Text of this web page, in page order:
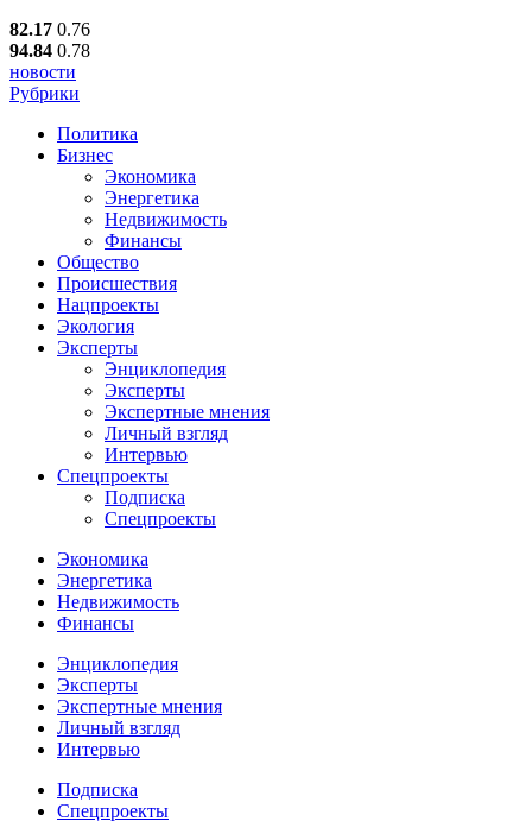
82.17 0.76
94.84 0.78
новости
Рубрики
Политика
Бизнес
Экономика
Энергетика
Недвижимость
Финансы
Общество
Происшествия
Нацпроекты
Экология
Эксперты
Энциклопедия
Эксперты
Экспертные мнения
Личный взгляд
Интервью
Спецпроекты
Подписка
Спецпроекты
Экономика
Энергетика
Недвижимость
Финансы
Энциклопедия
Эксперты
Экспертные мнения
Личный взгляд
Интервью
Подписка
Спецпроекты